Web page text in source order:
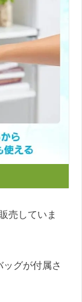
売していま
グが付属さ